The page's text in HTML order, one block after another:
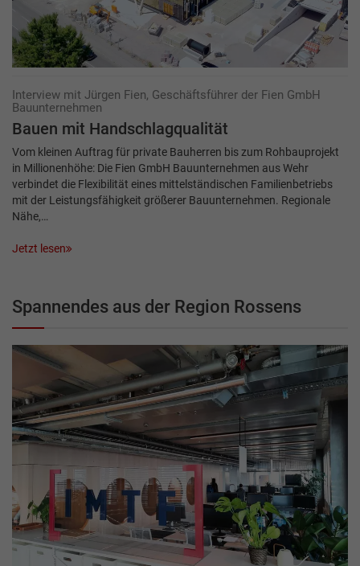
Interview mit Jürgen Fien, Geschäftsführer der Fien GmbH
Bauunternehmen
Bauen mit Handschlagqualität
Vom kleinen Auftrag für private Bauherren bis zum Rohbauprojekt
in Millionenhöhe: Die Fien GmbH Bauunternehmen aus Wehr
verbindet die Flexibilität eines mittelständischen Familienbetriebs
mit der Leistungsfähigkeit größerer Bauunternehmen. Regionale
Nähe,…
Jetzt lesen
Spannendes aus der Region Rossens